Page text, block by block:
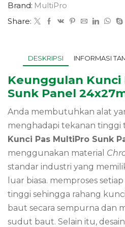
Brand: MultiPro
Share:
DESKRIPSI INFORMASI
Keunggulan Kunci
Sunk Panel
Anda membutuhkan alat
menghadapi tekanan tinggi
Kunci Pas MultiPro Sunk
menggunakan material
standar industri yang
luar biasa. memproses
tinggi sehingga rahang
baut secara sempurna dan
sudut baut. Selain itu,